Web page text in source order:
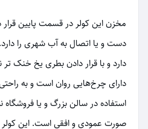
مخزن این کولر در قسمت پایین قرار
دست و یا اتصال به آب شهری را
دارد و با قرار دادن بطری یخ خنک
دارای چرخ‌هایی روان است و به
استفاده در سالن بزرگ و یا
صورت عمودی و افقی است. این